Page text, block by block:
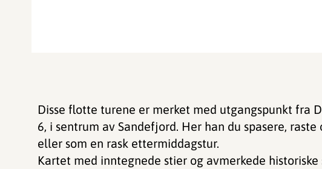
Disse flotte turene er merket med utgangspunkt fra
6, i sentrum av Sandefjord. Her han du spasere,
eller som en rask ettermiddagstur.
Kartet med inntegnede stier og avmerkede